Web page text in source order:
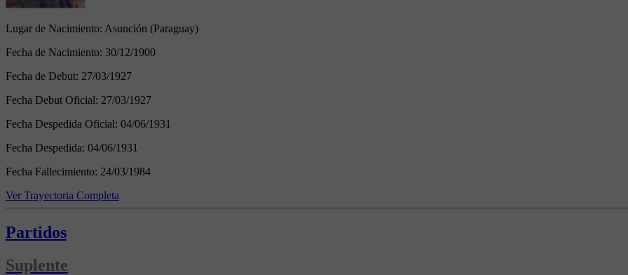
Lugar de Nacimiento: Asunción (Paraguay)
Fecha de Nacimiento: 30/12/1900
Fecha de Debut: 27/03/1927
Fecha Debut Oficial: 27/03/1927
Fecha Despedida Oficial: 04/06/1931
Fecha Despedida: 04/06/1931
Fecha Fallecimiento: 24/03/1984
Ver Trayectoria Completa
Partidos
Suplente